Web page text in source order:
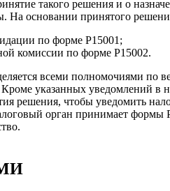
такого решения и о
На основании принятого
по форме Р15001;
комиссии по форме Р15002.
всеми полномочиями
указанных уведомлений
решения, чтобы уведомить
орган принимает